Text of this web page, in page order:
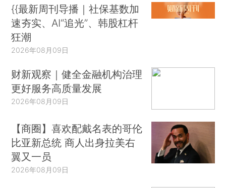
{{最新周刊导播｜社保基数加
速夯实、AI“追光”、韩股杠杆
狂潮
2026年08月09日
财新观察｜健全金融机构治理
更好服务高质量发展
2026年08月09日
【商圈】喜欢配戴名表的哥伦
比亚新总统 商人出身拉美右
翼又一员
2026年08月09日